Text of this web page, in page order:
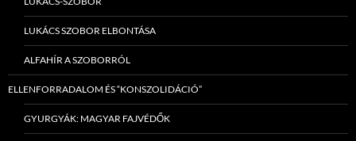
LUKÁCS SZOBOR ELBONTÁSA
ALFAHÍR A SZOBORRÓL
ELLENFORRADALOM ÉS “KONSZOLIDÁCIÓ”
GYURGYÁK: MAGYAR FAJVÉDŐK